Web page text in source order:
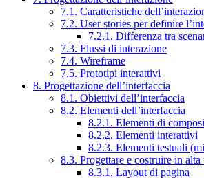
7.1. Caratteristiche
7.2. User stories per definire
7.2.1. Differenza tra
7.3. Flussi di interazione
7.4. Wireframe
7.5. Prototipi interattivi
8. Progettazione dell’interfaccia
8.1. Obiettivi dell’interfaccia
8.2. Elementi dell’interfaccia
8.2.1. Elementi di
8.2.2. Elementi interattivi
8.2.3. Elementi testuali
8.3. Progettare e costruire in alta
8.3.1. Layout di pagina